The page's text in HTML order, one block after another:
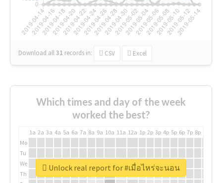
Download all31 records in: CSV Excel
Which times and day of the week
worked the best?
1a 2a 3a 4a 5a 6a 7a 8a 9a 10a 11a 12a 1p 2p 3p 4p 5p 6p 7p 8p
Mo
Tu
We
Th
Unlock real report for #เมื่อไหร่จะนอน